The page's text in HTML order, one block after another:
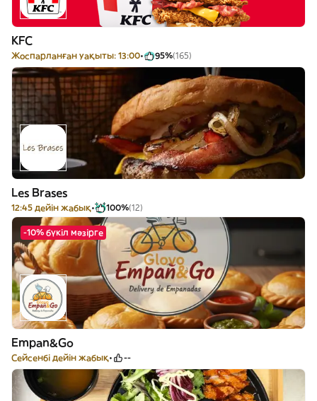
KFC
Жоспарланған уақыты: 13:00 95%(165)
Les Brases
12:45 дейін жабық 100%(12)
-10% бүкіл мәзірге
Empan&Go
Сейсенбі дейін жабық --